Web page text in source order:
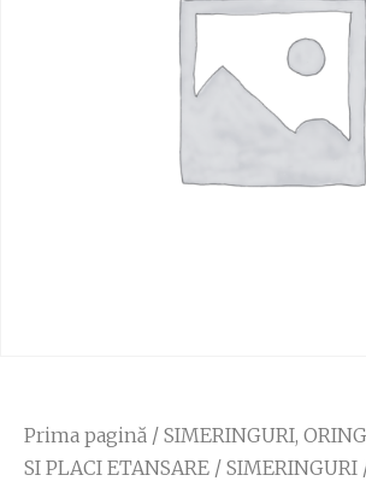
Prima pagină / SIMERINGURI,
SI PLACI ETANSARE / SIMERINGURI